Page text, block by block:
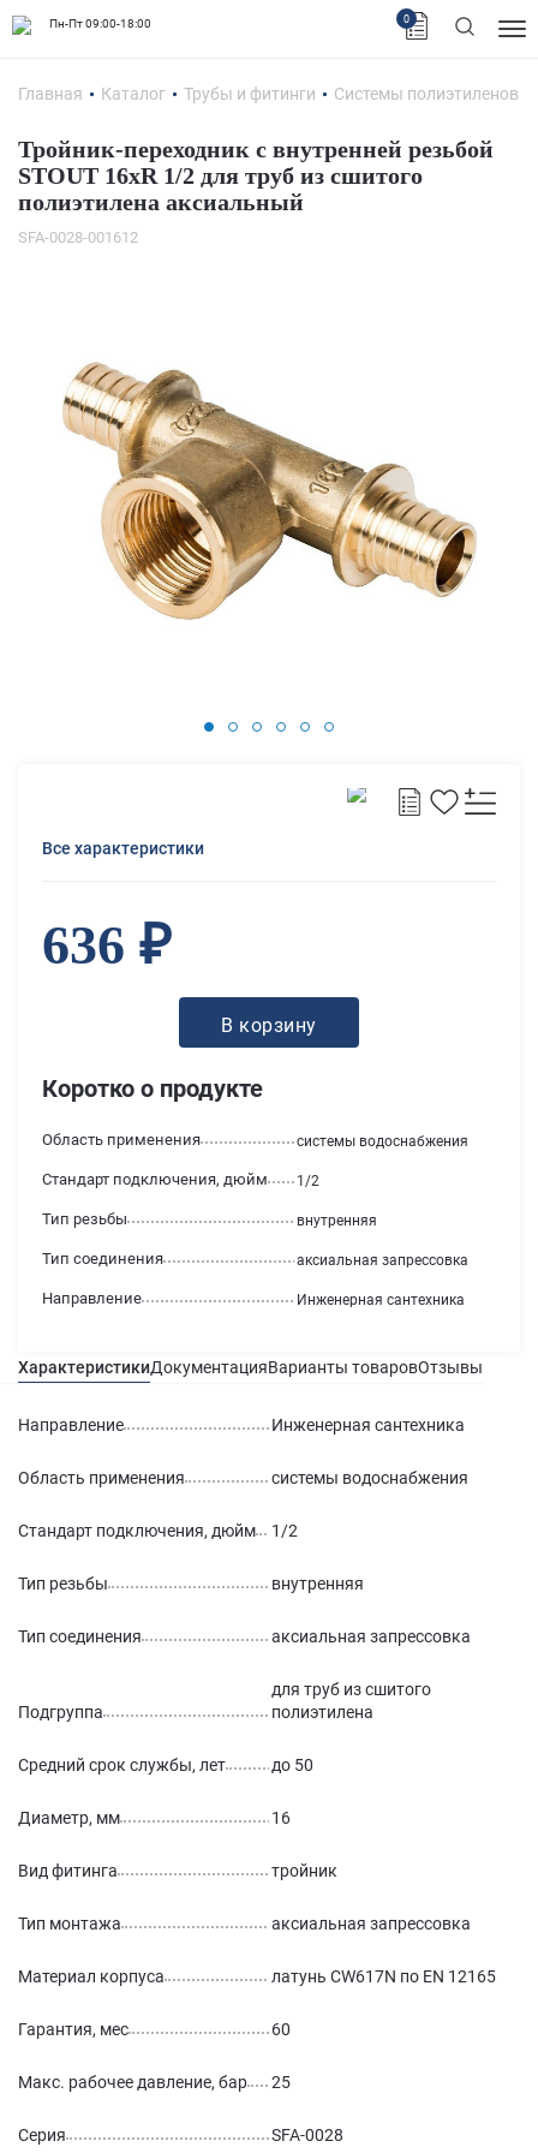
Пн-Пт 09:00-18:00 0
Главная Каталог Трубы и фитинги Системы
Тройник-переходник с внутренней резьбой
STOUT 16xR 1/2 для труб из сшитого
полиэтилена аксиальный
SFA-0028-001612
Коротко о продукте
Направление Инженерная сантехника
Область применения системы водоснабжения
Стандарт подключения, дюйм 1/2
Тип резьбы внутренняя
Тип соединения аксиальная запрессовка
Все характеристики
636 ₽
В корзину
ХарактеристикиДокументацияВарианты товаровОтзывы
Направление Инженерная сантехника
Область применения системы водоснабжения
Стандарт подключения, дюйм 1/2
Тип резьбы внутренняя
Тип соединения аксиальная запрессовка
Подгруппа
для труб из сшитого
полиэтилена
Средний срок службы, лет до 50
Диаметр, мм 16
Вид фитинга тройник
Тип монтажа аксиальная запрессовка
Материал корпуса латунь CW617N по EN 12165
Гарантия, мес 60
Макс. рабочее давление, бар 25
Серия SFA-0028